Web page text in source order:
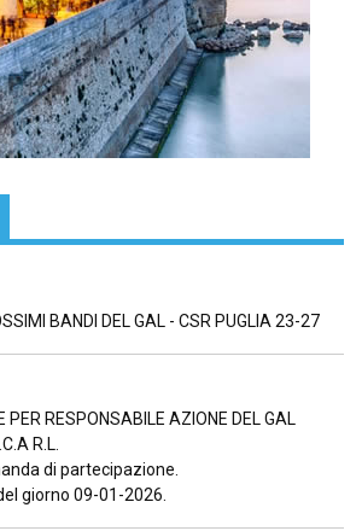
BANDI DEL GAL - CSR PUGLIA 23-27
PER RESPONSABILE AZIONE DEL GAL
R.L.
di partecipazione.
giorno 09-01-2026.